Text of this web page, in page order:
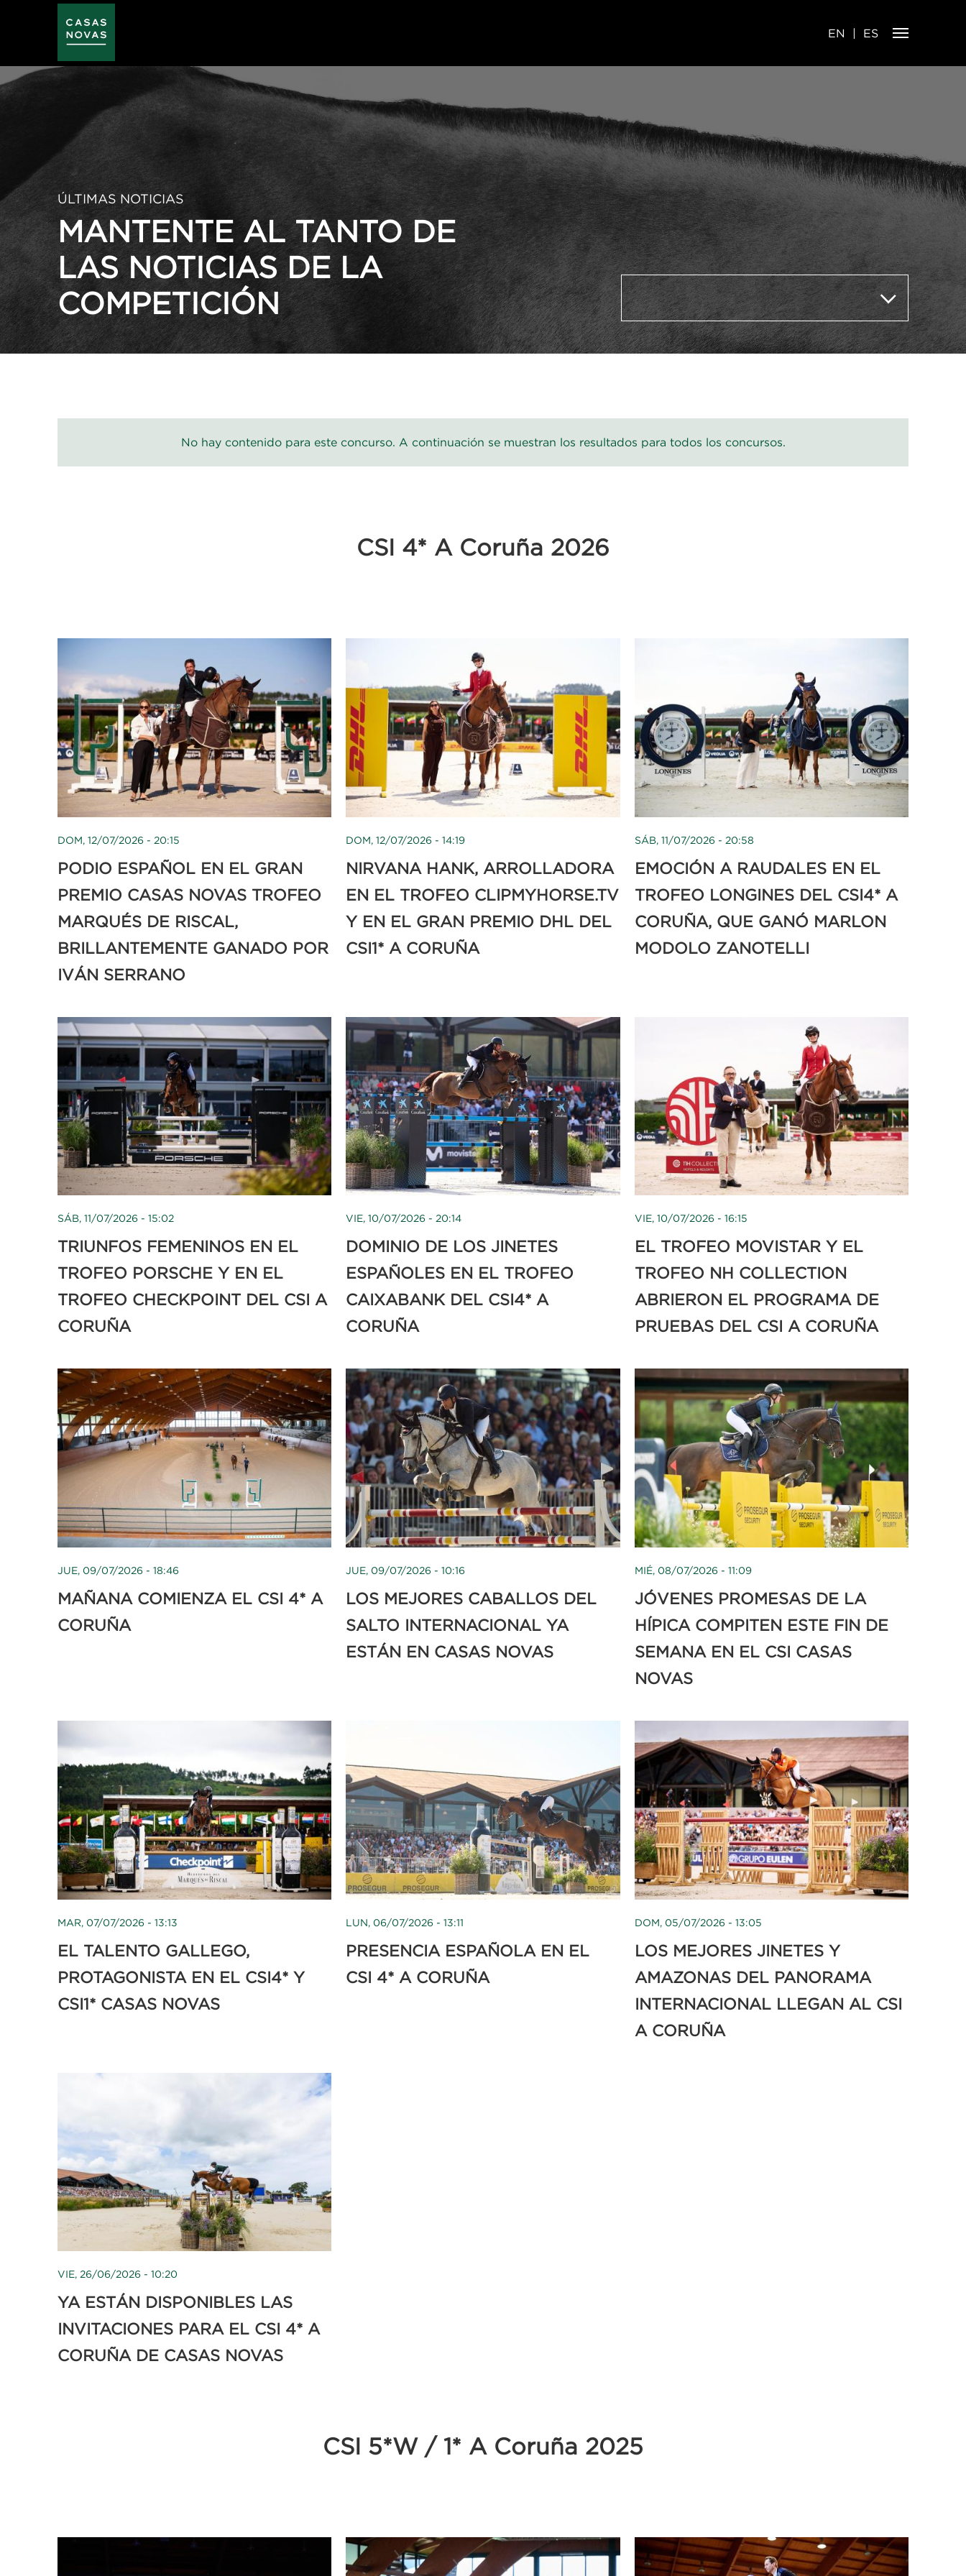
EN ES
ÚLTIMAS NOTICIAS
MANTENTE AL TANTO DE
LAS NOTICIAS DE LA
COMPETICIÓN
No hay contenido para este concurso. A continuación se muestran los resultados para todos los concursos.
CSI 4* A Coruña 2026
DOM, 12/07/2026 - 20:15
PODIO ESPAÑOL EN EL GRAN
PREMIO CASAS NOVAS TROFEO
MARQUÉS DE RISCAL,
BRILLANTEMENTE GANADO POR
IVÁN SERRANO
DOM, 12/07/2026 - 14:19
NIRVANA HANK, ARROLLADORA
EN EL TROFEO CLIPMYHORSE.TV
Y EN EL GRAN PREMIO DHL DEL
CSI1* A CORUÑA
SÁB, 11/07/2026 - 20:58
EMOCIÓN A RAUDALES EN EL
TROFEO LONGINES DEL CSI4* A
CORUÑA, QUE GANÓ MARLON
MODOLO ZANOTELLI
SÁB, 11/07/2026 - 15:02
TRIUNFOS FEMENINOS EN EL
TROFEO PORSCHE Y EN EL
TROFEO CHECKPOINT DEL CSI A
CORUÑA
VIE, 10/07/2026 - 20:14
DOMINIO DE LOS JINETES
ESPAÑOLES EN EL TROFEO
CAIXABANK DEL CSI4* A
CORUÑA
VIE, 10/07/2026 - 16:15
EL TROFEO MOVISTAR Y EL
TROFEO NH COLLECTION
ABRIERON EL PROGRAMA DE
PRUEBAS DEL CSI A CORUÑA
JUE, 09/07/2026 - 18:46
MAÑANA COMIENZA EL CSI 4* A
CORUÑA
JUE, 09/07/2026 - 10:16
LOS MEJORES CABALLOS DEL
SALTO INTERNACIONAL YA
ESTÁN EN CASAS NOVAS
MIÉ, 08/07/2026 - 11:09
JÓVENES PROMESAS DE LA
HÍPICA COMPITEN ESTE FIN DE
SEMANA EN EL CSI CASAS
NOVAS
MAR, 07/07/2026 - 13:13
EL TALENTO GALLEGO,
PROTAGONISTA EN EL CSI4* Y
CSI1* CASAS NOVAS
LUN, 06/07/2026 - 13:11
PRESENCIA ESPAÑOLA EN EL
CSI 4* A CORUÑA
DOM, 05/07/2026 - 13:05
LOS MEJORES JINETES Y
AMAZONAS DEL PANORAMA
INTERNACIONAL LLEGAN AL CSI
A CORUÑA
VIE, 26/06/2026 - 10:20
YA ESTÁN DISPONIBLES LAS
INVITACIONES PARA EL CSI 4* A
CORUÑA DE CASAS NOVAS
CSI 5*W / 1* A Coruña 2025